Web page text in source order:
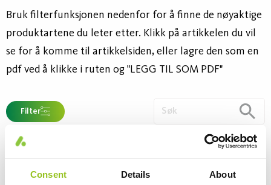
Consent Details About
Bruk filterfunksjonen nedenfor for å finne de nøyaktige
produktartene du leter etter. Klikk på artikkelen du vil
se for å komme til artikkelsiden, eller lagre den som en
pdf ved å klikke i ruten og "LEGG TIL SOM PDF"
Filter